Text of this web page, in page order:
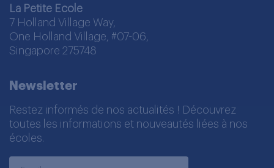
La Petite Ecole
7 Holland Village Way,
One Holland Village, #07-06,
Singapore 275748
Newsletter
Restez informés de nos actualités ! Découvrez
toutes les informations et nouveautés liées à nos
écoles.